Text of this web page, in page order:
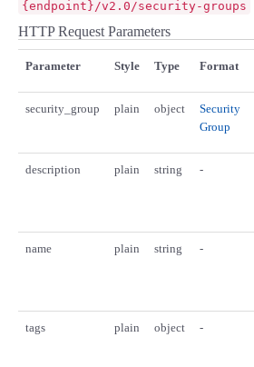
{endpoint}/v2.0/security-groups
HTTP Request Parameters
Parameter Style Type Format
security_group plain object
Security
Group
description plain string -
name plain string -
tags plain object -